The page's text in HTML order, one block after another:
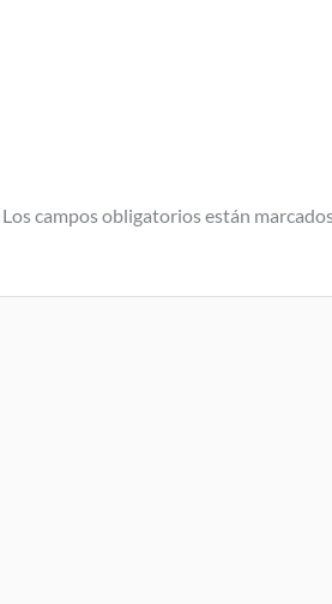
Los campos obligatorios están